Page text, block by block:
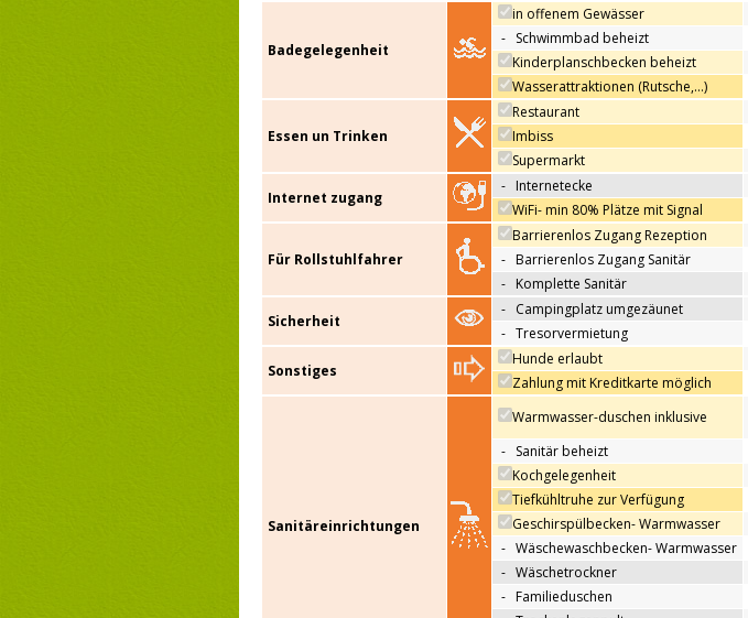
Badegelegenheit
in offenem Gewässer
- Schwimmbad beheizt
Kinderplanschbecken beheizt
Wasserattraktionen (Rutsche,…)
Essen un Trinken
Restaurant
Imbiss
Supermarkt
Internet zugang
- Internetecke
WiFi- min 80% Plätze mit Signal
Für Rollstuhlfahrer
Barrierenlos Zugang Rezeption
- Barrierenlos Zugang Sanitär
- Komplette Sanitär
Sicherheit
- Campingplatz umgezäunet
- Tresorvermietung
Sonstiges
Hunde erlaubt
Zahlung mit Kreditkarte möglich
Sanitäreinrichtungen
Warmwasser-duschen inklusive
- Sanitär beheizt
Kochgelegenheit
Tiefkühltruhe zur Verfügung
Geschirspülbecken- Warmwasser
- Wäschewaschbecken- Warmwasser
- Wäschetrockner
- Familieduschen